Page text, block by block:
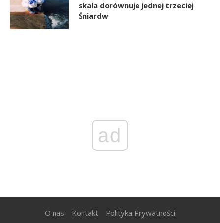
skala dorównuje jednej trzeciej
Śniardw
ad
O nas Kontakt Polityka Prywatności